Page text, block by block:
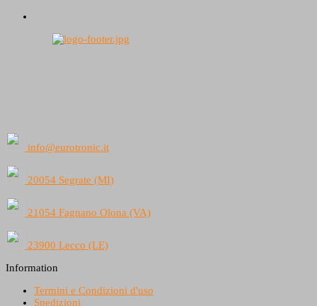
info@eurotronic.it
20054 Segrate (MI)
21054 Fagnano Olona (VA)
23900 Lecco (LE)
Information
Termini e Condizioni d'uso
Spedizioni